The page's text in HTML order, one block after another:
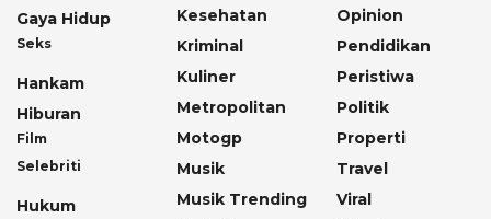
Gaya Hidup
Seks
Hankam
Hiburan
Film
Selebriti
Hukum
Kesehatan
Kriminal
Kuliner
Metropolitan
Motogp
Musik
Musik Trending
Opinion
Pendidikan
Peristiwa
Politik
Properti
Travel
Viral